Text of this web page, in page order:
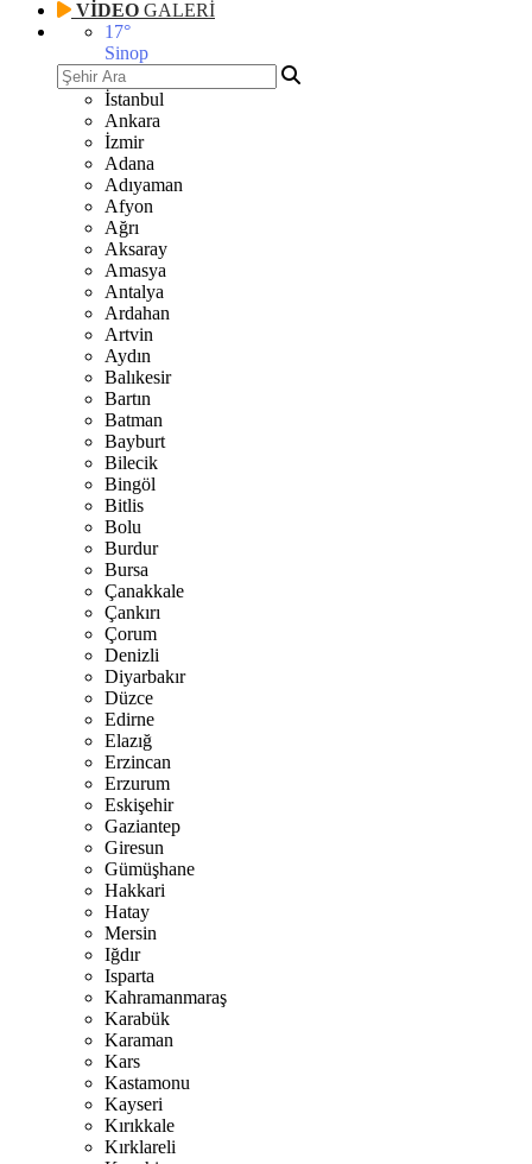
VİDEO GALERİ
17°
Sinop
İstanbul
Ankara
İzmir
Adana
Adıyaman
Afyon
Ağrı
Aksaray
Amasya
Antalya
Ardahan
Artvin
Aydın
Balıkesir
Bartın
Batman
Bayburt
Bilecik
Bingöl
Bitlis
Bolu
Burdur
Bursa
Çanakkale
Çankırı
Çorum
Denizli
Diyarbakır
Düzce
Edirne
Elazığ
Erzincan
Erzurum
Eskişehir
Gaziantep
Giresun
Gümüşhane
Hakkari
Hatay
Mersin
Iğdır
Isparta
Kahramanmaraş
Karabük
Karaman
Kars
Kastamonu
Kayseri
Kırıkkale
Kırklareli